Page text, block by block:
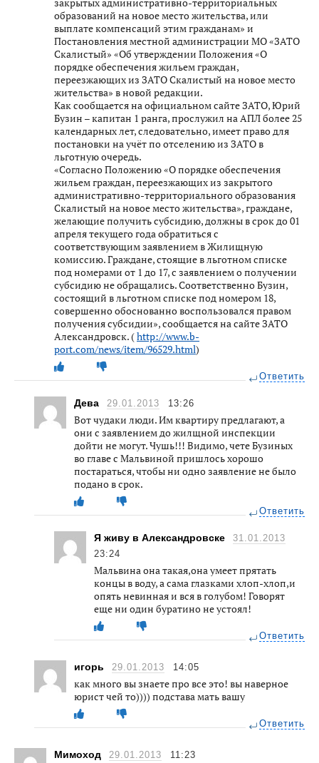
образований на новое место жительства, или
выплате компенсаций этим гражданам» и
Постановления местной администрации МО «ЗАТО
Скалистый» «Об утверждении Положения «О
порядке обеспечения жильем граждан,
переезжающих из ЗАТО Скалистый на новое место
жительства» в новой редакции.
Как сообщается на официальном сайте ЗАТО, Юрий
Бузин – капитан 1 ранга, прослужил на АПЛ более 25
календарных лет, следовательно, имеет право для
постановки на учёт по отселению из ЗАТО в
льготную очередь.
«Согласно Положению «О порядке обеспечения
жильем граждан, переезжающих из закрытого
административно-территориального образования
Скалистый на новое место жительства», граждане,
желающие получить субсидию, должны в срок до 01
апреля текущего года обратиться с
соответствующим заявлением в Жилищную
комиссию. Граждане, стоящие в льготном списке
под номерами от 1 до 17, с заявлением о получении
субсидию не обращались. Соответственно Бузин,
состоящий в льготном списке под номером 18,
совершенно обоснованно воспользовался правом
получения субсидии», сообщается на сайте ЗАТО
Александровск. (http://www.b-
port.com/news/item/96529.html)
Ответить
Дева 29.01.2013 13:26
Вот чудаки люди. Им квартиру предлагают, а
они с заявлением до жилщной инспекции
дойти не могут. Чушь!!! Видимо, чете Бузиных
во главе с Мальвиной пришлось хорошо
постараться, чтобы ни одно заявление не было
подано в срок.
Ответить
Я живу в Александровске
31.01.2013
23:24
Мальвина она такая,она умеет прятать
концы в воду, а сама глазками хлоп-хлоп,и
опять невинная и вся в голубом! Говорят
еще ни один буратино не устоял!
Ответить
игорь 29.01.2013 14:05
как много вы знаете про все это! вы наверное
юрист чей то)))) подстава мать вашу
Ответить
Мимоход 29.01.2013 11:23